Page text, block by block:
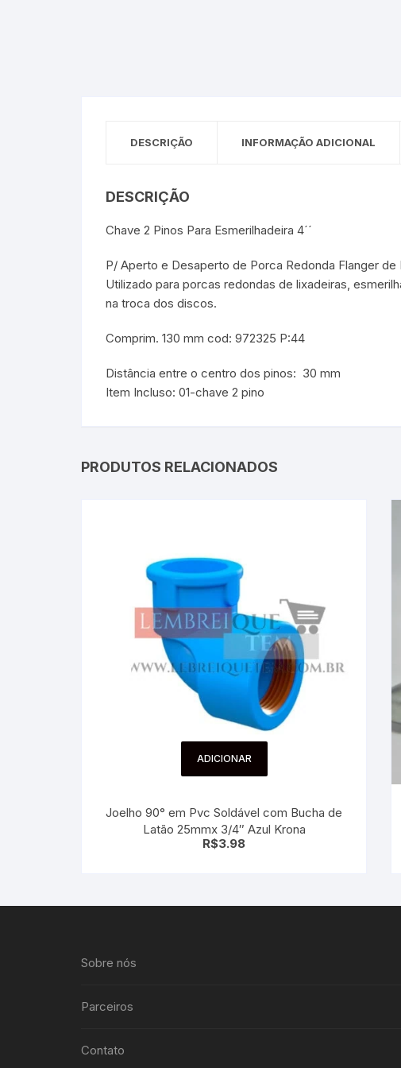
chaveiro
DESCRIÇÃO INFORMAÇÃO ADICIONAL
DESCRIÇÃO
Chave 2 Pinos Para Esmerilhadeira 4´´
P/ Aperto e Desaperto de Porca Redonda Flanger de
Utilizado para porcas redondas de lixadeiras,
na troca dos discos.
Comprim. 130 mm cod: 972325 P:44
Distância entre o centro dos pinos: 30 mm
Item Incluso: 01-chave 2 pino
PRODUTOS RELACIONADOS
ADICIONAR
Joelho 90° em Pvc Soldável com Bucha de
Latão 25mmx 3/4″ Azul Krona
R$3.98
Sobre nós
Parceiros
Contato